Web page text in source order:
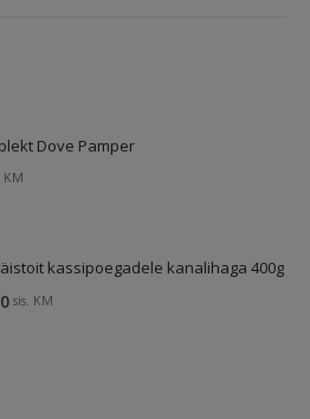
Dove Pamper
KM
kassipoegadele kanalihaga 400g
Praegune
sis. KM